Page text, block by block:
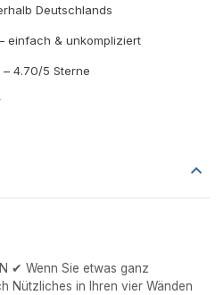
Deutschlands
einfach & unkompliziert
4.70/5 Sterne
✔ Wenn Sie etwas ganz
Nützliches in Ihren vier Wänden